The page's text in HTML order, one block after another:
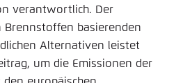
verantwortlich. Der
basierenden
Alternativen leistet
um die Emissionen der